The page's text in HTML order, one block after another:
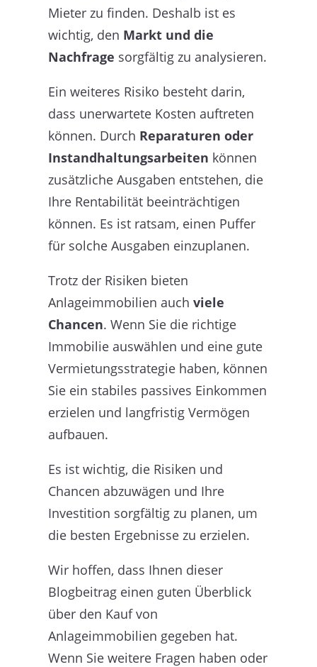
Mieter zu finden. Deshalb ist es
wichtig, den Markt und die
Nachfrage sorgfältig zu analysieren.
Ein weiteres Risiko besteht darin,
dass unerwartete Kosten auftreten
können. Durch Reparaturen oder
Instandhaltungsarbeiten können
zusätzliche Ausgaben entstehen, die
Ihre Rentabilität beeinträchtigen
können. Es ist ratsam, einen Puffer
für solche Ausgaben einzuplanen.
Trotz der Risiken bieten
Anlageimmobilien auch viele
Chancen. Wenn Sie die richtige
Immobilie auswählen und eine gute
Vermietungsstrategie haben, können
Sie ein stabiles passives Einkommen
erzielen und langfristig Vermögen
aufbauen.
Es ist wichtig, die Risiken und
Chancen abzuwägen und Ihre
Investition sorgfältig zu planen, um
die besten Ergebnisse zu erzielen.
Wir hoffen, dass Ihnen dieser
Blogbeitrag einen guten Überblick
über den Kauf von
Anlageimmobilien gegeben hat.
Wenn Sie weitere Fragen haben oder